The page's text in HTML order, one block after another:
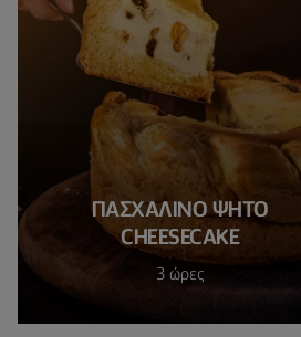
ΠΑΣΧΑΛΙΝΌ ΨΗΤΌ
CHEESECAKE
3 ώρες